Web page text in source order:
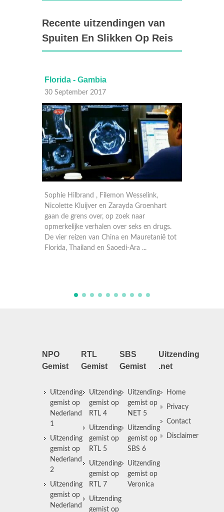
Recente uitzendingen van
Spuiten En Slikken Op Reis
Groenhart
seks en drugs.
en Mauretanië tot
Boedapest - Colombia
30 September 2017
Manuel Broekman, Nicolette Kluijver,
Geraldine Kemper en Filemon Wesselink
gaan de grens over op zoek naar
opmerkelijke verhalen over seks en drugs.
De vier BNN-presentatoren reizen van
NPO
Gemist
Uitzending
gemist op
Nederland
1
Uitzending
gemist op
Nederland
2
Uitzending
gemist op
Nederland
RTL
Gemist
Uitzending
gemist op
RTL 4
Uitzending
gemist op
RTL 5
Uitzending
gemist op
RTL 7
Uitzending
gemist op
SBS
Gemist
Uitzending
gemist op
NET 5
Uitzending
gemist op
SBS 6
Uitzending
gemist op
Veronica
Uitzending
.net
Home
Privacy
Contact
Disclaimer